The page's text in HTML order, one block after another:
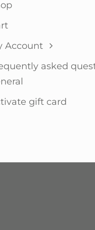
Account
asked
gift card